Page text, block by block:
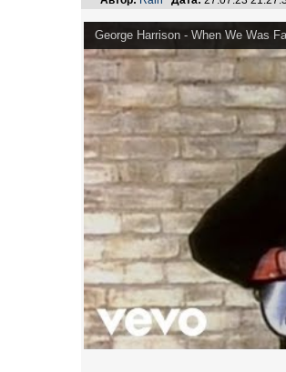
George Harrison - When We Was